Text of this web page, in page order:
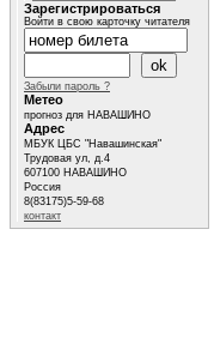
Зарегистрироваться
Войти в свою карточку читателя
Забыли пароль ?
Метео
прогноз для НАВАШИНО
Адрес
МБУК ЦБС "Навашинская"
Трудовая ул, д.4
607100 НАВАШИНО
Россия
8(83175)5-59-68
контакт